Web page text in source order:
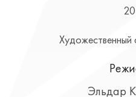
Художественный
Эльдар